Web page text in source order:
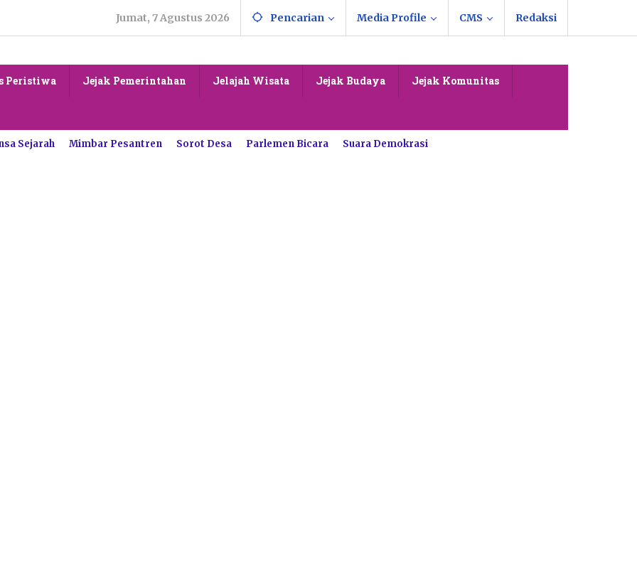
Jumat, 7 Agustus 2026 Pencarian Media Profile CMS Redaksi
Peristiwa Jejak Pemerintahan Jelajah Wisata Jejak Budaya Jejak Komunitas
Sejarah Mimbar Pesantren Sorot Desa Parlemen Bicara Suara Demokrasi